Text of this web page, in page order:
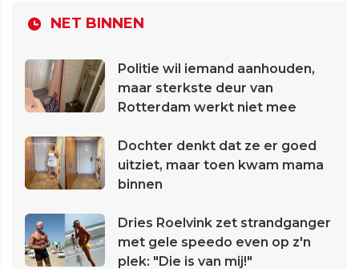
NET BINNEN
Politie wil iemand aanhouden,
maar sterkste deur van
Rotterdam werkt niet mee
Dochter denkt dat ze er goed
uitziet, maar toen kwam mama
binnen
Dries Roelvink zet strandganger
met gele speedo even op z'n
plek: "Die is van mij!"